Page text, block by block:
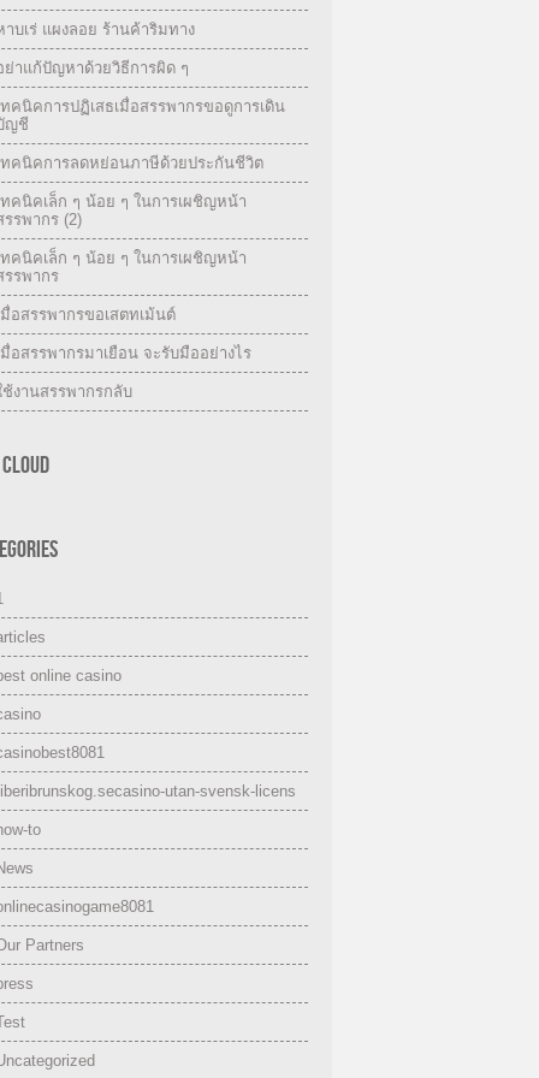
าบเร่ แผงลอย ร้านค้าริมทาง
ย่าแก้ปัญหาด้วยวิธีการผิด ๆ
ทคนิคการปฏิเสธเมื่อสรรพากรขอดูการเดิน
ญชี
ทคนิคการลดหย่อนภาษีด้วยประกันชีวิต
ทคนิคเล็ก ๆ น้อย ๆ ในการเผชิญหน้า
รรพากร (2)
ทคนิคเล็ก ๆ น้อย ๆ ในการเผชิญหน้า
รรพากร
มื่อสรรพากรขอเสตทเม้นต์
มื่อสรรพากรมาเยือน จะรับมืออย่างไร
ช้งานสรรพากรกลับ
online casino
utan-svensk-licens
to
Partners